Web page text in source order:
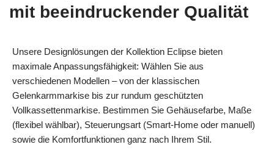
mit beeindruckender Qualität
Unsere Designlösungen der Kollektion Eclipse bieten
maximale Anpassungsfähigkeit: Wählen Sie aus
verschiedenen Modellen – von der klassischen
Gelenkarmmarkise bis zur rundum geschützten
Vollkassettenmarkise. Bestimmen Sie Gehäusefarbe, Maße
(flexibel wählbar), Steuerungsart (Smart-Home oder manuell)
sowie die Komfortfunktionen ganz nach Ihrem Stil.